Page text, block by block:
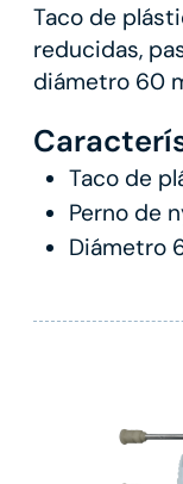
Taco de
reducidas,
diámetro 60
Taco de
Perno de
Diámetro